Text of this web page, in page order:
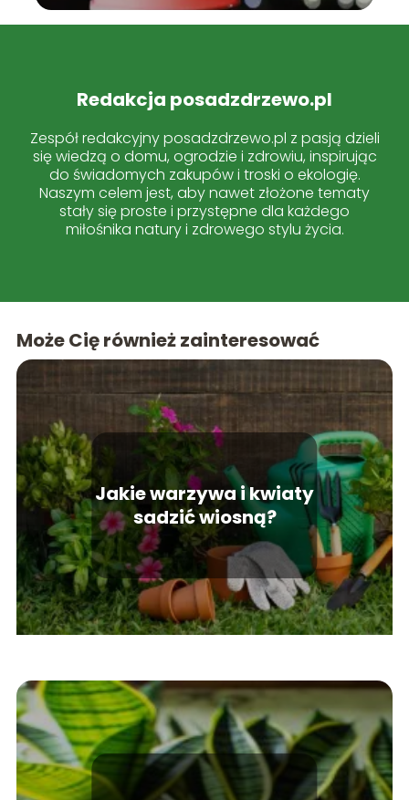
Redakcja posadzdrzewo.pl
Zespół redakcyjny posadzdrzewo.pl z pasją dzieli
się wiedzą o domu, ogrodzie i zdrowiu, inspirując
do świadomych zakupów i troski o ekologię.
Naszym celem jest, aby nawet złożone tematy
stały się proste i przystępne dla każdego
miłośnika natury i zdrowego stylu życia.
Może Cię również zainteresować
Jakie warzywa i kwiaty
sadzić wiosną?